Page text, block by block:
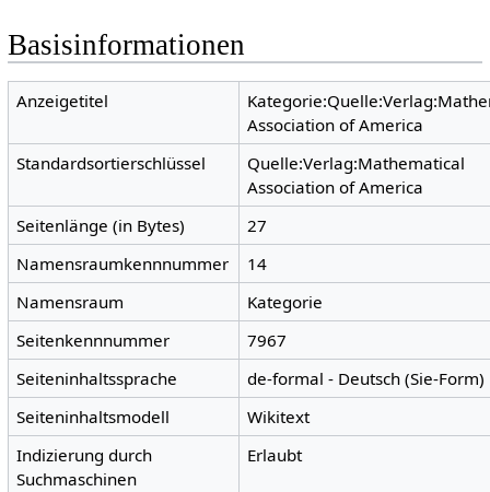
Basisinformationen
Anzeigetitel
Association of America
Standardsortierschlüssel
Quelle:Verlag:Mathematical
Association of America
Seitenlänge (in Bytes)
27
Namensraumkennnummer
14
Namensraum
Kategorie
Seitenkennnummer
7967
Seiteninhaltssprache
de-formal - Deutsch (Sie-Form)
Seiteninhaltsmodell
Wikitext
Indizierung durch
Suchmaschinen
Erlaubt